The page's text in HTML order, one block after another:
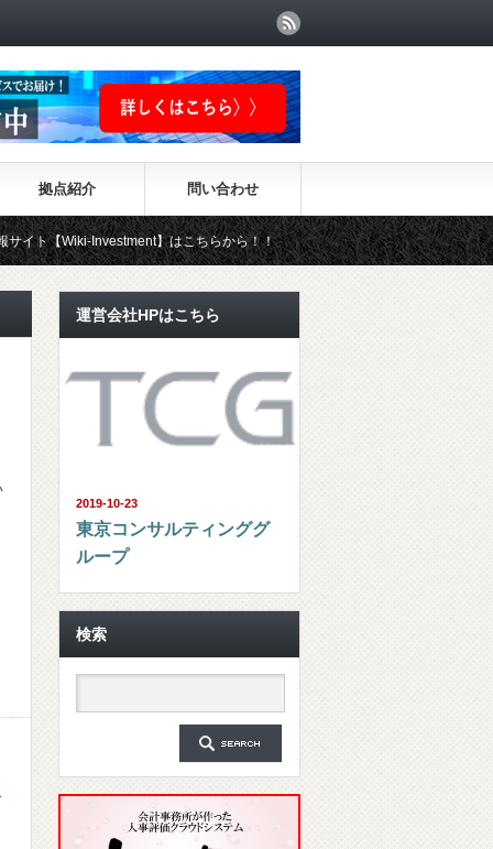
拠点紹介 問い合わせ
】はこちらから！！
運営会社HPはこちら
2019-10-23
東京コンサルティンググ
ループ
検索